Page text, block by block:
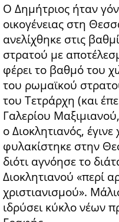
Ο Δημήτριος ήταν
οικογένειας στη
ανελίχθηκε στις
στρατού με
φέρει το βαθμό του
του ρωμαϊκού
του Τετράρχη (και
Γαλερίου
ο Διοκλητιανός, έγινε
φυλακίστηκε στην
διότι αγνόησε το
Διοκλητιανού «περί
χριστιανισμού».
ιδρύσει κύκλο νέων